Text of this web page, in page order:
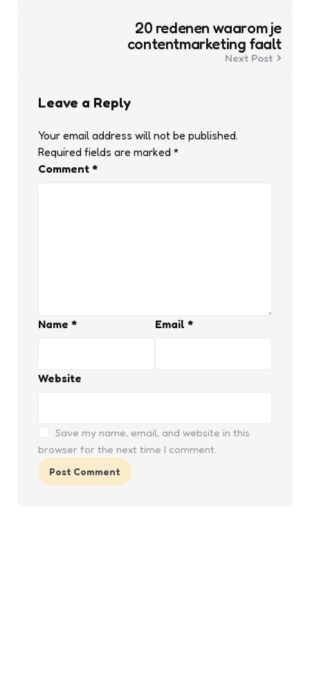
20 redenen waarom je
contentmarketing faalt
Next Post
Leave a Reply
Your email address will not be published.
Required fields are marked *
Comment *
Name * Email *
Website
Save my name, email, and website in this
browser for the next time I comment.